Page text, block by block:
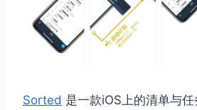
Sorted 是一款iOS上的清单与